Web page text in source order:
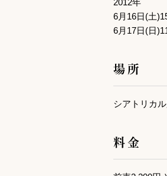
6月16日(土
6月17日(日
場所
シアトリカ
料金